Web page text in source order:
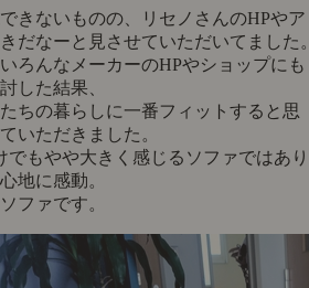
きないものの、リセノさんのHPやア
だなーと見させていただいてました
ろんなメーカーのHPやショップにも
した結果、
ちの暮らしに一番フィットすると思
いただきました。
でもやや大きく感じるソファではあり
地に感動。
ファです。